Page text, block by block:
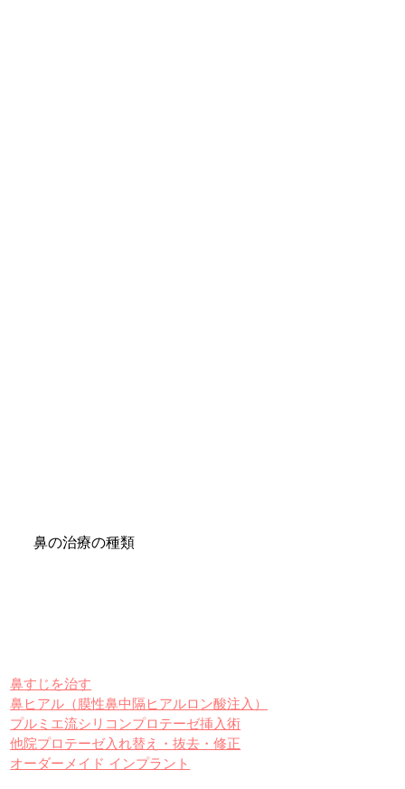
鼻の治療の種類
鼻すじを治す
鼻ヒアル（膜性鼻中隔ヒアルロン酸注入）
プルミエ流シリコンプロテーゼ挿入術
他院プロテーゼ入れ替え・抜去・修正
オーダーメイド インプラント